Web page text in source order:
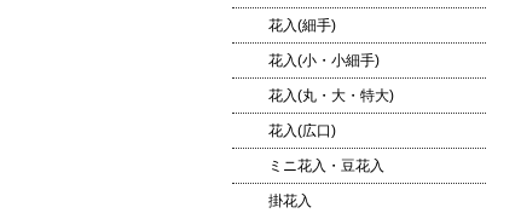
花入(細手)
花入(小・小細手)
花入(丸・大・特大)
花入(広口)
ミニ花入・豆花入
掛花入